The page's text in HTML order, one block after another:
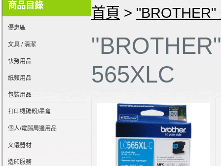
商品目錄
優惠區
文具 / 清潔
快勞用品
紙類用品
包裝用品
打印機碳粉/墨盒
個人/電腦周邊用品
文儀器材
造印服務
首頁 >
565XLC